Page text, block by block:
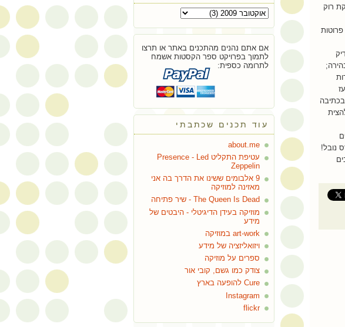
רוק
נובל!
אם אתם נהנים מהתכנים באתר או תרצו
לתמוך בפרויקט ספר הקסטות אשמח
לתרומה כספית:
עוד תכנים שכתבתי
about.me
עטיפת התקליט Presence - Led
Zeppelin
9 אלבומים ששינו את הדרך בה אני
מאזינה למוזיקה
The Queen Is Dead - שיר פתיחה
מוזיקה בעידן הדיגיטלי - היבטים של
מידע
art-work במוזיקה
ויזואליזציה של מידע
ספרים על מוזיקה
צודק כמו גשם, קובי אור
Cure להופעה בארץ
Instagram
flickr